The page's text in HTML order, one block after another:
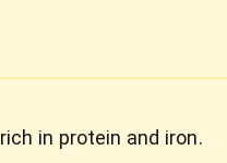
in protein and iron.